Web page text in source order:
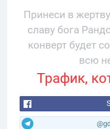
Принеси в
славу бога
конверт будет
всю
Трафик,